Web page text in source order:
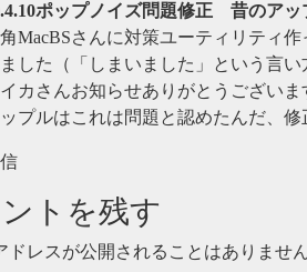
ポップノイズ問題修正 昔のア
MacBSさんに対策ユーティリティ
した（「しまいました」という言い
カさんお知らせありがとうございま
プルはこれは問題と認めたんだ、
トを残す
ドレスが公開されることはありません